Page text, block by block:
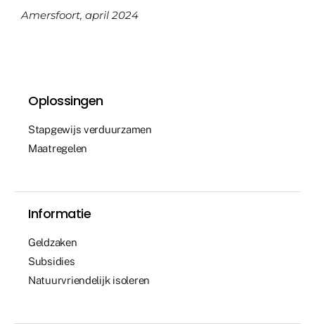
Amersfoort, april 2024
Oplossingen
Stapgewijs verduurzamen
Maatregelen
Informatie
Geldzaken
Subsidies
Natuurvriendelijk isoleren